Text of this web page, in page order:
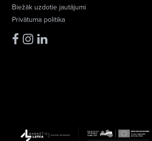
Biežāk uzdotie jautājumi
Privātuma politika